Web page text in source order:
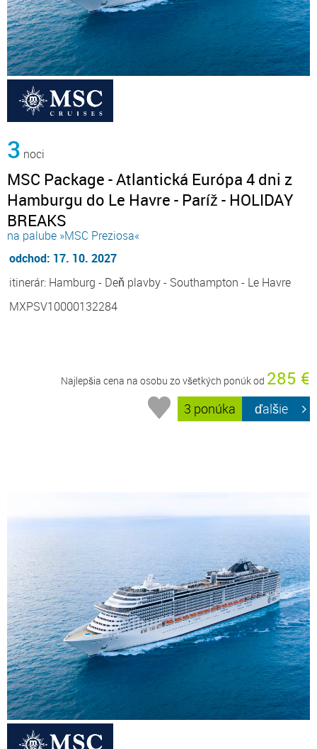
3 noci
MSC Package - Atlantická Európa 4 dni z
Hamburgu do Le Havre - Paríž - HOLIDAY
BREAKS
na palube »MSC Preziosa«
odchod: 17. 10. 2027
itinerár: Hamburg - Deň plavby - Southampton - Le Havre
MXPSV10000132284
Najlepšia cena na osobu zo všetkých ponúk od 285 €
3 ponúka ďalšie